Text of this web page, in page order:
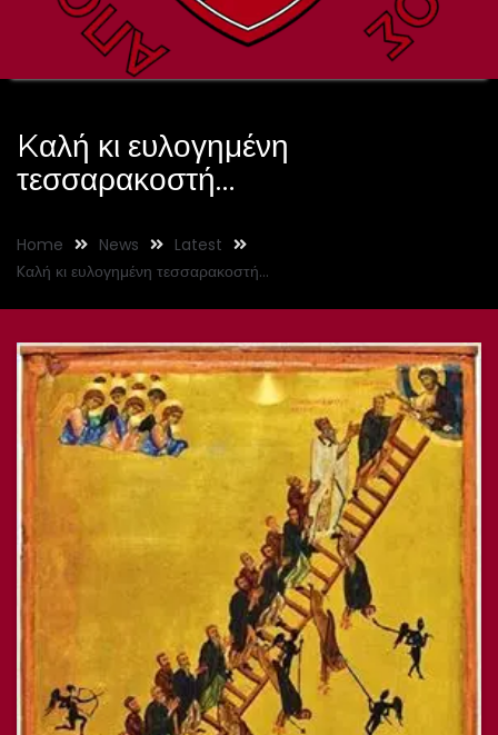
Kαλή κι ευλογημένη
τεσσαρακοστή…
Home News
Latest
Kαλή κι ευλογημένη τεσσαρακοστή…